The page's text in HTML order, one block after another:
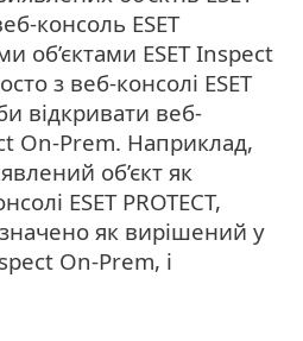
консоль ESET
об’єктами ESET Inspect
з веб-консолі ESET
відкривати веб-
On-Prem. Наприклад,
об’єкт як
ESET PROTECT,
як вирішений у
On-Prem, і